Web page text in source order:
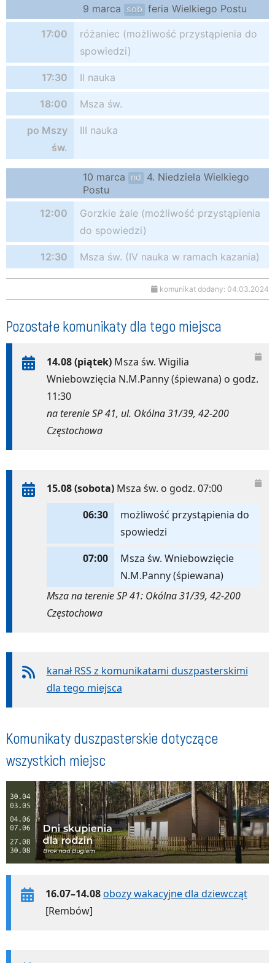
9 marca sob feria Wielkiego Postu
17:00
różaniec (możliwość przystąpienia do
spowiedzi)
17:30 II nauka
18:00 Msza św.
po Mszy
św.
III nauka
10 marca nd
4. Niedziela Wielkiego
Postu
12:00
Gorzkie żale (możliwość przystąpienia
do spowiedzi)
12:30 Msza św. (IV nauka w ramach kazania)
komunikat dodany: 04.03.2024
Pozostałe komunikaty dla tego miejsca
14.08 (piątek)Msza św. Wigilia
Wniebowzięcia N.M.Panny (śpiewana) o godz.
11:30
na terenie SP 41, ul. Okólna 31/39, 42-200
Częstochowa
15.08 (sobota)Msza św. o godz. 07:00
06:30
możliwość przystąpienia do
spowiedzi
07:00
Msza św. Wniebowzięcie
N.M.Panny (śpiewana)
Msza na terenie SP 41: Okólna 31/39, 42-200
Częstochowa
kanał RSS z komunikatami duszpasterskimi
dla tego miejsca
Komunikaty duszpasterskie dotyczące
wszystkich miejsc
16.07–14.08obozy wakacyjne dla dziewcząt
[Rembów]